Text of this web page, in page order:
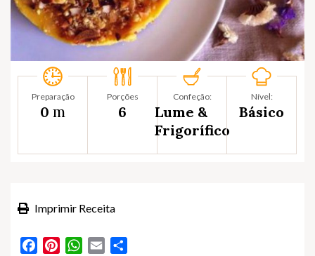
Preparação
0 m
Porções
6
Confeção:
Lume &
Frigorífico
Nível:
Básico
Imprimir Receita
FacebookPinterestWhatsApp
Email